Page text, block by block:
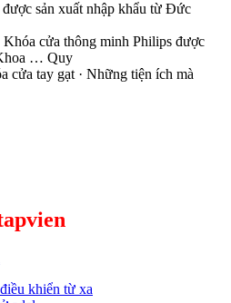
sản xuất nhập khẩu từ Đức
cửa thông minh Philips được
… Quy
cửa tay gạt · Những tiện ích mà
khiển từ xa